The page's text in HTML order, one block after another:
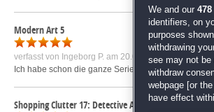
Modern Art 5
verfasst von Ingeborg P. am 20.05.2021 um 15:59
Ich habe schon die ganze Serie, besonders
Shopping Clutter 17: Detective Agency
We and our 478
identifiers, on
purposes
withdrawing
see may not be
withdraw
webpage [or
have effect